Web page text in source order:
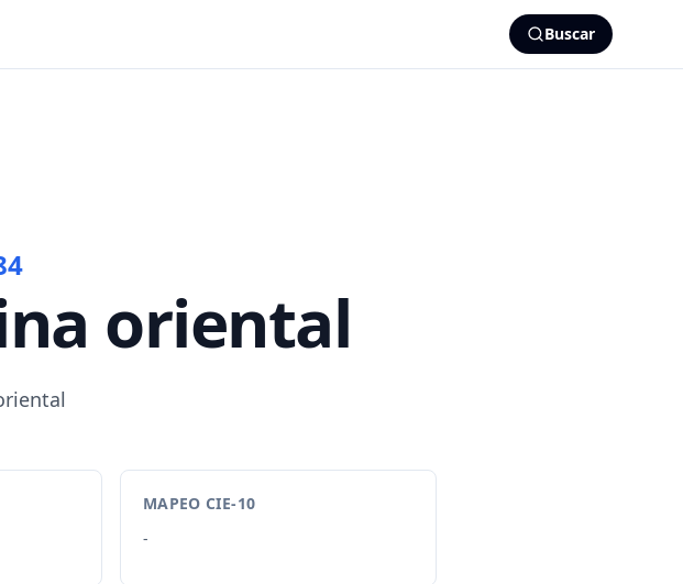
Buscar
oriental
MAPEO CIE-10
-